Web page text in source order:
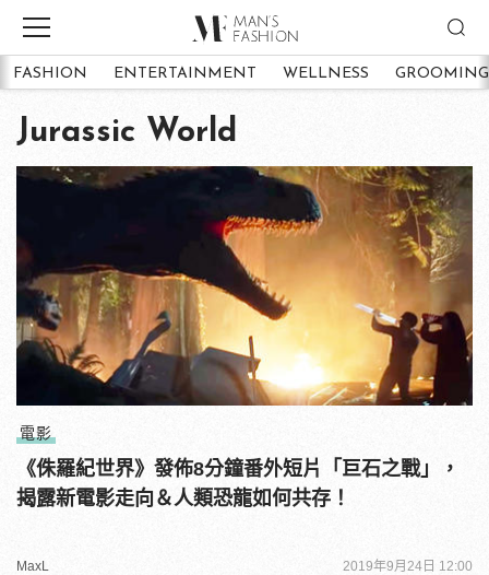
FASHION ENTERTAINMENT WELLNESS GROOMING
Jurassic World
電影
《侏羅紀世界》發佈8分鐘番外短片「巨石之戰」，
揭露新電影走向＆人類恐龍如何共存！
MaxL 2019年9月24日 12:00